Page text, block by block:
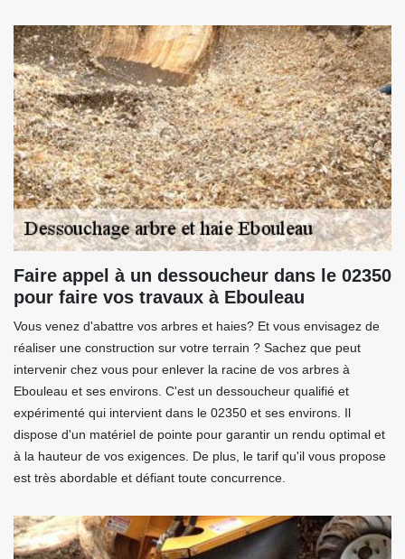
Faire appel à un dessoucheur dans le 02350
pour faire vos travaux à Ebouleau
Vous venez d'abattre vos arbres et haies? Et vous envisagez de
réaliser une construction sur votre terrain ? Sachez que peut
intervenir chez vous pour enlever la racine de vos arbres à
Ebouleau et ses environs. C'est un dessoucheur qualifié et
expérimenté qui intervient dans le 02350 et ses environs. Il
dispose d'un matériel de pointe pour garantir un rendu optimal et
à la hauteur de vos exigences. De plus, le tarif qu'il vous propose
est très abordable et défiant toute concurrence.